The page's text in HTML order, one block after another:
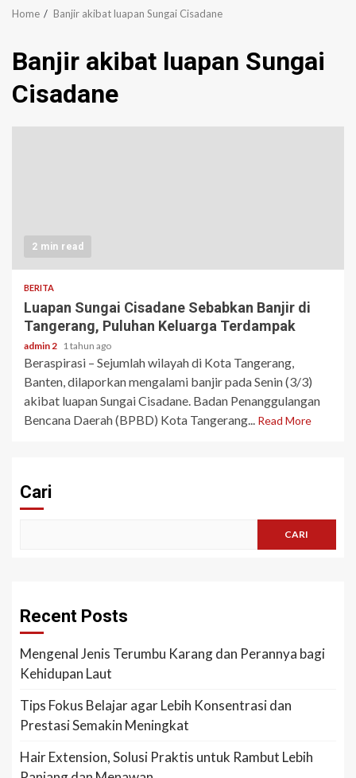
Home Banjir akibat luapan Sungai Cisadane
Banjir akibat luapan Sungai
Cisadane
2 min read
BERITA
Luapan Sungai Cisadane Sebabkan Banjir di
Tangerang, Puluhan Keluarga Terdampak
admin 2 1 tahun ago
Beraspirasi – Sejumlah wilayah di Kota Tangerang,
Banten, dilaporkan mengalami banjir pada Senin (3/3)
akibat luapan Sungai Cisadane. Badan Penanggulangan
Bencana Daerah (BPBD) Kota Tangerang...
Read More
Cari
CARI
Recent Posts
Mengenal Jenis Terumbu Karang dan Perannya bagi
Kehidupan Laut
Tips Fokus Belajar agar Lebih Konsentrasi dan
Prestasi Semakin Meningkat
Hair Extension, Solusi Praktis untuk Rambut Lebih